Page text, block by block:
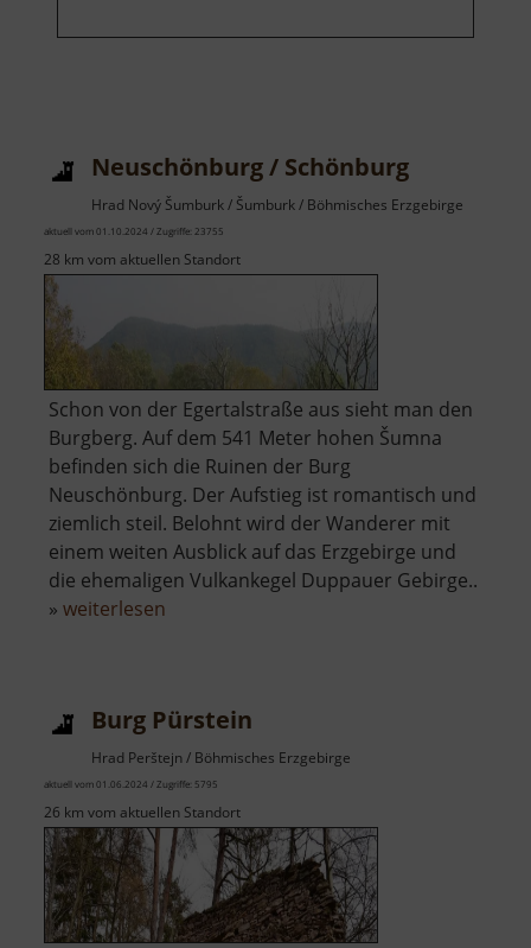
Neuschönburg / Schönburg
Hrad Nový Šumburk / Šumburk / Böhmisches Erzgebirge
aktuell vom 01.10.2024 / Zugriffe: 23755
28 km vom aktuellen Standort
Schon von der Egertalstraße aus sieht man den
Burgberg. Auf dem 541 Meter hohen Šumna
befinden sich die Ruinen der Burg
Neuschönburg. Der Aufstieg ist romantisch und
ziemlich steil. Belohnt wird der Wanderer mit
einem weiten Ausblick auf das Erzgebirge und
die ehemaligen Vulkankegel Duppauer Gebirge..
» weiterlesen
Burg Pürstein
Hrad Perštejn / Böhmisches Erzgebirge
aktuell vom 01.06.2024 / Zugriffe: 5795
26 km vom aktuellen Standort